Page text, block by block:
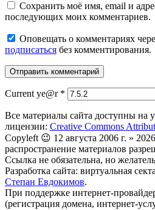
Сохранить моё имя, email и
последующих моих комментариев.
Оповещать о комментариях
подписаться без комментирования.
Current ye@r *
Все материалы сайта доступны на
лицензии: Creative Commons
Copyleft 😉 12 августа 2006 г. »
распространение материалов
Ссылка не обязательна, но
Разработка сайта: виртуальная
Степан Евдокимов.
При поддержке интернет-
(регистрация домена, интернет-